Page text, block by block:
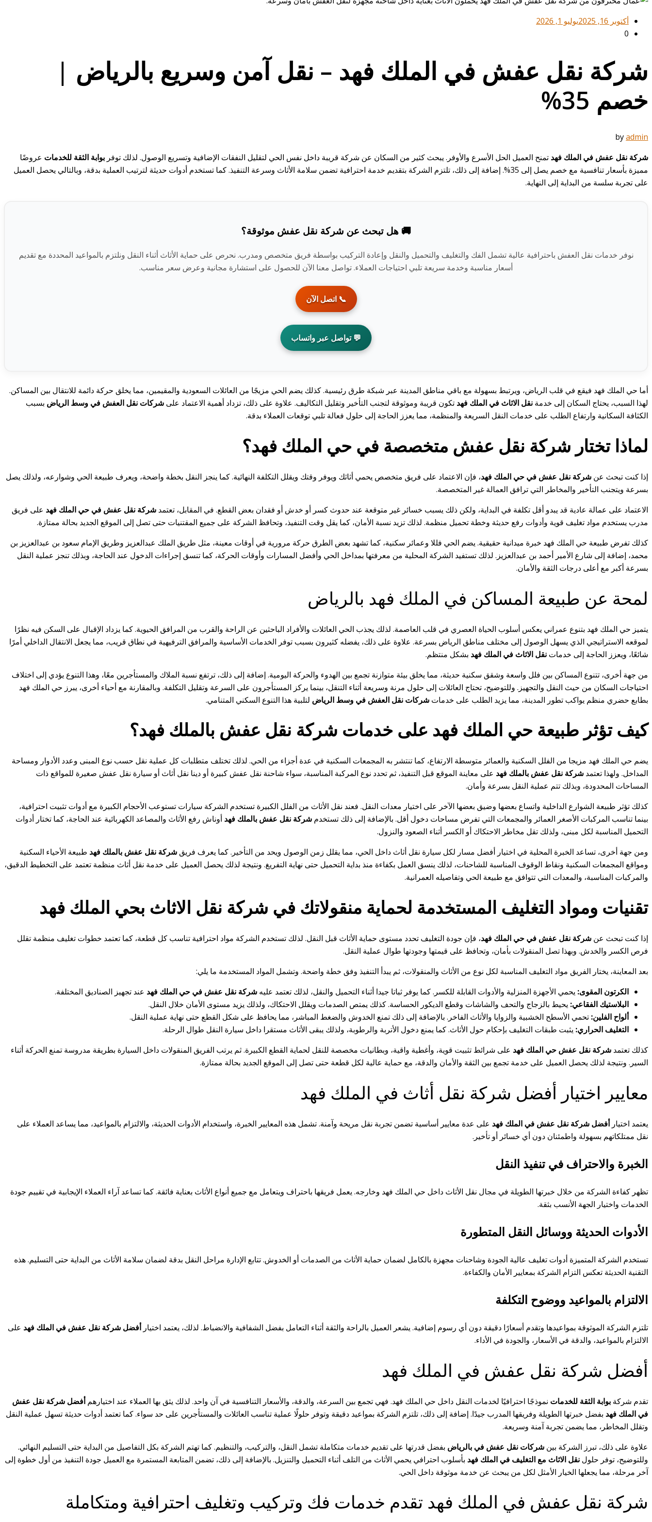
أكتوبر 16, 2025
يوليو 1, 2026
0
شركة نقل عفش في الملك فهد – نقل آمن وسريع بالرياض |
خصم 35%
byadmin
شركة نقل عفش في الملك فهد تمنح العميل الحل الأسرع والأوفر. يبحث كثير من السكان عن شركة قريبة داخل نفس الحي لتقليل النفقات الإضافية وتسريع الوصول. لذلك توفر بوابة الثقة للخدمات عروضًا
مميزة بأسعار تنافسية مع خصم يصل إلى 35%. إضافة إلى ذلك، تلتزم الشركة بتقديم خدمة احترافية تضمن سلامة الأثاث وسرعة التنفيذ. كما تستخدم أدوات حديثة لترتيب العملية بدقة، وبالتالي يحصل العميل
على تجربة سلسة من البداية إلى النهاية.
🚚 هل تبحث عن شركة نقل عفش موثوقة؟
نوفر خدمات نقل العفش باحترافية عالية تشمل الفك والتغليف والتحميل والنقل وإعادة التركيب بواسطة فريق متخصص ومدرب. نحرص على حماية الأثاث أثناء النقل ونلتزم بالمواعيد المحددة مع تقديم
أسعار مناسبة وخدمة سريعة تلبي احتياجات العملاء. تواصل معنا الآن للحصول على استشارة مجانية وعرض سعر مناسب.
📞 اتصل الآن
💬 تواصل عبر واتساب
أما حي الملك فهد فيقع في قلب الرياض، ويرتبط بسهولة مع باقي مناطق المدينة عبر شبكة طرق رئيسية. كذلك يضم الحي مزيجًا من العائلات السعودية والمقيمين، مما يخلق حركة دائمة للانتقال بين المساكن.
لهذا السبب، يحتاج السكان إلى خدمة نقل الاثاث في الملك فهد تكون قريبة وموثوقة لتجنب التأخير وتقليل التكاليف. علاوة على ذلك، تزداد أهمية الاعتماد على شركات نقل العفش في وسط الرياض بسبب
الكثافة السكانية وارتفاع الطلب على خدمات النقل السريعة والمنظمة، مما يعزز الحاجة إلى حلول فعالة تلبي توقعات العملاء بدقة.
لماذا تختار شركة نقل عفش متخصصة في حي الملك فهد؟
إذا كنت تبحث عن شركة نقل عفش في حي الملك فهد، فإن الاعتماد على فريق متخصص يحمي أثاثك ويوفر وقتك ويقلل التكلفة النهائية. كما ينجز النقل بخطة واضحة، ويعرف طبيعة الحي وشوارعه، ولذلك يصل
بسرعة ويتجنب التأخير والمخاطر التي ترافق العمالة غير المتخصصة.
الاعتماد على عمالة عادية قد يبدو أقل تكلفة في البداية، ولكن ذلك يسبب خسائر غير متوقعة عند حدوث كسر أو خدش أو فقدان بعض القطع. في المقابل، تعتمد شركة نقل عفش في حي الملك فهد على فريق
مدرب يستخدم مواد تغليف قوية وأدوات رفع حديثة وخطة تحميل منظمة. لذلك تزيد نسبة الأمان، كما يقل وقت التنفيذ، وتحافظ الشركة على جميع المقتنيات حتى تصل إلى الموقع الجديد بحالة ممتازة.
كذلك تفرض طبيعة حي الملك فهد خبرة ميدانية حقيقية. يضم الحي فللا وعمائر سكنية، كما تشهد بعض الطرق حركة مرورية في أوقات معينة، مثل طريق الملك عبدالعزيز وطريق الإمام سعود بن عبدالعزيز بن
محمد، إضافة إلى شارع الأمير أحمد بن عبدالعزيز. لذلك تستفيد الشركة المحلية من معرفتها بمداخل الحي وأفضل المسارات وأوقات الحركة، كما تنسق إجراءات الدخول عند الحاجة، وبذلك تنجز عملية النقل
بسرعة أكبر مع أعلى درجات الثقة والأمان.
لمحة عن طبيعة المساكن في الملك فهد بالرياض
يتميز حي الملك فهد بتنوع عمراني يعكس أسلوب الحياة العصري في قلب العاصمة. لذلك يجذب الحي العائلات والأفراد الباحثين عن الراحة والقرب من المرافق الحيوية. كما يزداد الإقبال على السكن فيه نظرًا
لموقعه الاستراتيجي الذي يسهل الوصول إلى مختلف مناطق الرياض بسرعة. علاوة على ذلك، يفضله كثيرون بسبب توفر الخدمات الأساسية والمرافق الترفيهية في نطاق قريب، مما يجعل الانتقال الداخلي أمرًا
شائعًا، ويعزز الحاجة إلى خدمات نقل الاثاث في الملك فهد بشكل منتظم.
من جهة أخرى، تتنوع المساكن بين فلل واسعة وشقق سكنية حديثة، مما يخلق بيئة متوازنة تجمع بين الهدوء والحركة اليومية. إضافة إلى ذلك، ترتفع نسبة الملاك والمستأجرين معًا، وهذا التنوع يؤدي إلى اختلاف
احتياجات السكان من حيث النقل والتجهيز. وللتوضيح، تحتاج العائلات إلى حلول مرنة وسريعة أثناء التنقل، بينما يركز المستأجرون على السرعة وتقليل التكلفة. وبالمقارنة مع أحياء أخرى، يبرز حي الملك فهد
بطابع حضري منظم يواكب تطور المدينة، مما يزيد الطلب على خدمات شركات نقل العفش في وسط الرياض لتلبية هذا التنوع السكني المتنامي.
كيف تؤثر طبيعة حي الملك فهد على خدمات شركة نقل عفش بالملك فهد؟
يضم حي الملك فهد مزيجا من الفلل السكنية والعمائر متوسطة الارتفاع، كما تنتشر به المجمعات السكنية في عدة أجزاء من الحي. لذلك تختلف متطلبات كل عملية نقل حسب نوع المبنى وعدد الأدوار ومساحة
المداخل. ولهذا تعتمد شركة نقل عفش بالملك فهد على معاينة الموقع قبل التنفيذ، ثم تحدد نوع المركبة المناسبة، سواء شاحنة نقل عفش كبيرة أو دينا نقل أثاث أو سيارة نقل عفش صغيرة للمواقع ذات
المساحات المحدودة، وبذلك تتم عملية النقل بسرعة وأمان.
كذلك تؤثر طبيعة الشوارع الداخلية واتساع بعضها وضيق بعضها الآخر على اختيار معدات النقل. فعند نقل الأثاث من الفلل الكبيرة تستخدم الشركة سيارات تستوعب الأحجام الكبيرة مع أدوات تثبيت احترافية،
بينما تناسب المركبات الأصغر العمائر والمجمعات التي تفرض مساحات دخول أقل. بالإضافة إلى ذلك تستخدم شركة نقل عفش بالملك فهد أوناش رفع الأثاث والمصاعد الكهربائية عند الحاجة، كما تختار أدوات
التحميل المناسبة لكل مبنى، ولذلك تقل مخاطر الاحتكاك أو الكسر أثناء الصعود والنزول.
ومن جهة أخرى، تساعد الخبرة المحلية في اختيار أفضل مسار لكل سيارة نقل أثاث داخل الحي، مما يقلل زمن الوصول ويحد من التأخير. كما يعرف فريق شركة نقل عفش بالملك فهد طبيعة الأحياء السكنية
ومواقع المجمعات السكنية ونقاط الوقوف المناسبة للشاحنات، لذلك ينسق العمل بكفاءة منذ بداية التحميل حتى نهاية التفريغ. ونتيجة لذلك يحصل العميل على خدمة نقل أثاث منظمة تعتمد على التخطيط الدقيق،
والمركبات المناسبة، والمعدات التي تتوافق مع طبيعة الحي وتفاصيله العمرانية.
تقنيات ومواد التغليف المستخدمة لحماية منقولاتك في شركة نقل الاثاث بحي الملك فهد
إذا كنت تبحث عن شركة نقل عفش في حي الملك فهد، فإن جودة التغليف تحدد مستوى حماية الأثاث قبل النقل. لذلك تستخدم الشركة مواد احترافية تناسب كل قطعة، كما تعتمد خطوات تغليف منظمة تقلل
فرص الكسر والخدش. وبهذا تصل المنقولات بأمان، وتحافظ على قيمتها وجودتها طوال عملية النقل.
بعد المعاينة، يختار الفريق مواد التغليف المناسبة لكل نوع من الأثاث والمنقولات، ثم يبدأ التنفيذ وفق خطة واضحة. وتشمل المواد المستخدمة ما يلي:
الكرتون المقوى: يحمي الأجهزة المنزلية والأدوات القابلة للكسر. كما يوفر ثباتا جيدا أثناء التحميل والنقل، لذلك تعتمد عليه شركة نقل عفش في حي الملك فهد عند تجهيز الصناديق المختلفة.
البلاستيك الفقاعي: يحيط بالزجاج والتحف والشاشات وقطع الديكور الحساسة. كذلك يمتص الصدمات ويقلل الاحتكاك، ولذلك يزيد مستوى الأمان خلال النقل.
ألواح الفلين: تحمي الأسطح الخشبية والزوايا والأثاث الفاخر. بالإضافة إلى ذلك تمنع الخدوش والضغط المباشر، مما يحافظ على شكل القطع حتى نهاية عملية النقل.
التغليف الحراري: يثبت طبقات التغليف بإحكام حول الأثاث. كما يمنع دخول الأتربة والرطوبة، ولذلك يبقى الأثاث مستقرا داخل سيارة النقل طوال الرحلة.
كذلك تعتمد شركة نقل عفش حي الملك فهد على شرائط تثبيت قوية، وأغطية واقية، وبطانيات مخصصة للنقل لحماية القطع الكبيرة. ثم يرتب الفريق المنقولات داخل السيارة بطريقة مدروسة تمنع الحركة أثناء
السير. ونتيجة لذلك يحصل العميل على خدمة تجمع بين الثقة والأمان والدقة، مع حماية عالية لكل قطعة حتى تصل إلى الموقع الجديد بحالة ممتازة.
معايير اختيار أفضل شركة نقل أثاث في الملك فهد
يعتمد اختيارأفضل شركة نقل عفش في الملك فهد على عدة معايير أساسية تضمن تجربة نقل مريحة وآمنة. تشمل هذه المعايير الخبرة، واستخدام الأدوات الحديثة، والالتزام بالمواعيد، مما يساعد العملاء على
نقل ممتلكاتهم بسهولة واطمئنان دون أي خسائر أو تأخير.
الخبرة والاحتراف في تنفيذ النقل
تظهر كفاءة الشركة من خلال خبرتها الطويلة في مجال نقل الأثاث داخل حي الملك فهد وخارجه. يعمل فريقها باحتراف ويتعامل مع جميع أنواع الأثاث بعناية فائقة. كما تساعد آراء العملاء الإيجابية في تقييم جودة
الخدمات واختيار الجهة الأنسب بثقة.
الأدوات الحديثة ووسائل النقل المتطورة
تستخدم الشركة المتميزة أدوات تغليف عالية الجودة وشاحنات مجهزة بالكامل لضمان حماية الأثاث من الصدمات أو الخدوش. تتابع الإدارة مراحل النقل بدقة لضمان سلامة الأثاث من البداية حتى التسليم. هذه
التقنية الحديثة تعكس التزام الشركة بمعايير الأمان والكفاءة.
الالتزام بالمواعيد ووضوح التكلفة
تلتزم الشركة الموثوقة بمواعيدها وتقدم أسعارًا دقيقة دون أي رسوم إضافية. يشعر العميل بالراحة والثقة أثناء التعامل بفضل الشفافية والانضباط. لذلك، يعتمد اختيارأفضل شركة نقل عفش في الملك فهد على
الالتزام بالمواعيد، والدقة في الأسعار، والجودة في الأداء.
أفضل شركة نقل عفش في الملك فهد
تقدم شركة بوابة الثقة للخدمات نموذجًا احترافيًا لخدمات النقل داخل حي الملك فهد. فهي تجمع بين السرعة، والدقة، والأسعار التنافسية في آن واحد. لذلك يثق بها العملاء عند اختيارهمأفضل شركة نقل عفش
في الملك فهد بفضل خبرتها الطويلة وفريقها المدرب جيدًا. إضافة إلى ذلك، تلتزم الشركة بمواعيد دقيقة وتوفر حلولًا عملية تناسب العائلات والمستأجرين على حد سواء. كما تعتمد أدوات حديثة تسهل عملية النقل
وتقلل المخاطر، مما يضمن تجربة آمنة وسريعة.
علاوة على ذلك، تبرز الشركة بين شركات نقل عفش في بالرياض بفضل قدرتها على تقديم خدمات متكاملة تشمل النقل، والتركيب، والتنظيم. كما تهتم الشركة بكل التفاصيل من البداية حتى التسليم النهائي.
وللتوضيح، توفر حلول نقل الاثاث مع التغليف في الملك فهد بأسلوب احترافي يحمي الأثاث من التلف أثناء التحميل والتنزيل. بالإضافة إلى ذلك، تضمن المتابعة المستمرة مع العميل جودة التنفيذ من أول خطوة إلى
آخر مرحلة، مما يجعلها الخيار الأمثل لكل من يبحث عن خدمة موثوقة داخل الحي.
شركة نقل عفش في الملك فهد تقدم خدمات فك وتركيب وتغليف احترافية ومتكاملة